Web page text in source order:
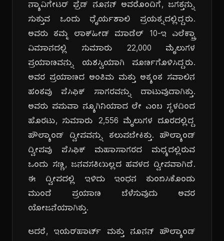
ನ್ಯಾವಿಗೇಟರ್ ಫ್ರೆಡ್ ನೂನನ್ ಅವರೊಂದಿಗೆ, ಜಗತ್ತನ್ನು
ಸುತ್ತುವ ಒಂದು ಧೈರ್ಯಶಾಲಿ ಪ್ರಯತ್ನದಲ್ಲಿದ್ದರು.
ಅವರು ತಮ್ಮ ಲಾಕ್‌ಹೀಡ್ ಮಾಡೆಲ್ 10-ಇ ಎಲೆಕ್ಟ್ರಾ
ವಿಮಾನದಲ್ಲಿ ಸುಮಾರು 22,000 ಮೈಲುಗಳ
ಪ್ರಯಾಣವನ್ನು ಯಶಸ್ವಿಯಾಗಿ ಪೂರ್ಣಗೊಳಿಸಿದ್ದರು.
ಅವರ ಪ್ರಯಾಣದ ಅಂತಿಮ ಮತ್ತು ಅತ್ಯಂತ ಸವಾಲಿನ
ಹಂತವು ಪೆಸಿಫಿಕ್ ಸಾಗರವನ್ನು ದಾಟುವುದಾಗಿತ್ತು.
ಅವರು ಪಪುವಾ ನ್ಯೂಗಿನಿಯಾದ ಲೇ ಎಂಬ ಸ್ಥಳದಿಂದ
ಹೊರಟು, ಸುಮಾರು 2,556 ಮೈಲುಗಳ ದೂರದಲ್ಲಿದ್ದ
ಹೌಲ್ಯಾಂಡ್ ದ್ವೀಪವನ್ನು ತಲುಪಬೇಕಿತ್ತು. ಹೌಲ್ಯಾಂಡ್
ದ್ವೀಪವು ಪೆಸಿಫಿಕ್ ಮಹಾಸಾಗರದ ಮಧ್ಯದಲ್ಲಿರುವ
ಒಂದು ಸಣ್ಣ, ಜನವಸತಿಯಿಲ್ಲದ ಹವಳದ ದ್ವೀಪವಾಗಿದೆ.
ಈ ದ್ವೀಪದಲ್ಲಿ ಇಳಿದು ಇಂಧನ ತುಂಬಿಸಿಕೊಂಡು
ಮುಂದೆ ಪ್ರಯಾಣ ಬೆಳೆಸುವುದು ಅವರ
ಯೋಜನೆಯಾಗಿತ್ತು.
ಆದರೆ, ಇಯರ್‌ಹಾರ್ಟ್ ಮತ್ತು ನೂನನ್ ಹೌಲ್ಯಾಂಡ್